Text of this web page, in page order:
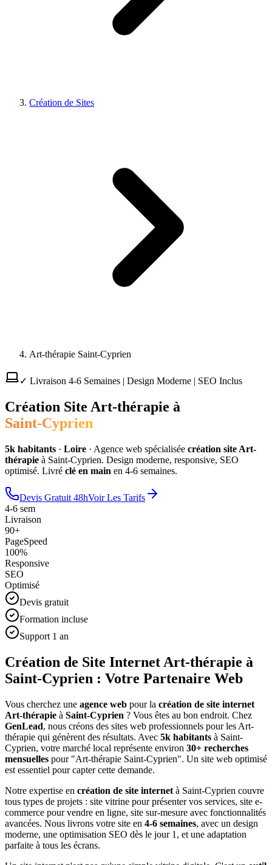
Création de Sites
Art-thérapie Saint-Cyprien
✓ Livraison 4-6 Semaines | Design Moderne | SEO Inclus
Création Site Art-thérapie à
Saint-Cyprien
5k habitants · Loire · Agence web spécialisée création site Art-
thérapie à Saint-Cyprien. Design moderne, responsive, SEO
optimisé. Livré clé en main en 4-6 semaines.
Devis Gratuit 48hVoir Les Tarifs
4-6 sem
Livraison
90+
PageSpeed
100%
Responsive
SEO
Optimisé
Devis gratuit
Formation incluse
Support 1 an
Création de Site Internet Art-thérapie à
Saint-Cyprien : Votre Partenaire Web
Vous cherchez une agence web pour la création de site internet
Art-thérapie à Saint-Cyprien ? Vous êtes au bon endroit. Chez
GenLead, nous créons des sites web professionnels pour les Art-
thérapie qui génèrent des résultats. Avec 5k habitants à Saint-
Cyprien, votre marché local représente environ 30+ recherches
mensuelles pour "Art-thérapie Saint-Cyprien". Un site web optimisé
est essentiel pour capter cette demande.
Notre expertise en création de site internet à Saint-Cyprien couvre
tous types de projets : site vitrine pour présenter vos services, site e-
commerce pour vendre en ligne, site sur-mesure avec fonctionnalités
avancées. Nous livrons votre site en 4-6 semaines, avec un design
moderne, une optimisation SEO dès le jour 1, et une adaptation
parfaite à tous les écrans.